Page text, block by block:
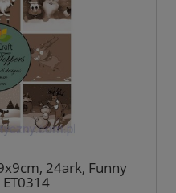
24ark, Funny